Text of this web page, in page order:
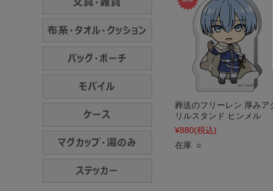
葬送のフリーレン 厚みア
リルスタンド ヒンメル
¥880(税込)
在庫 ○